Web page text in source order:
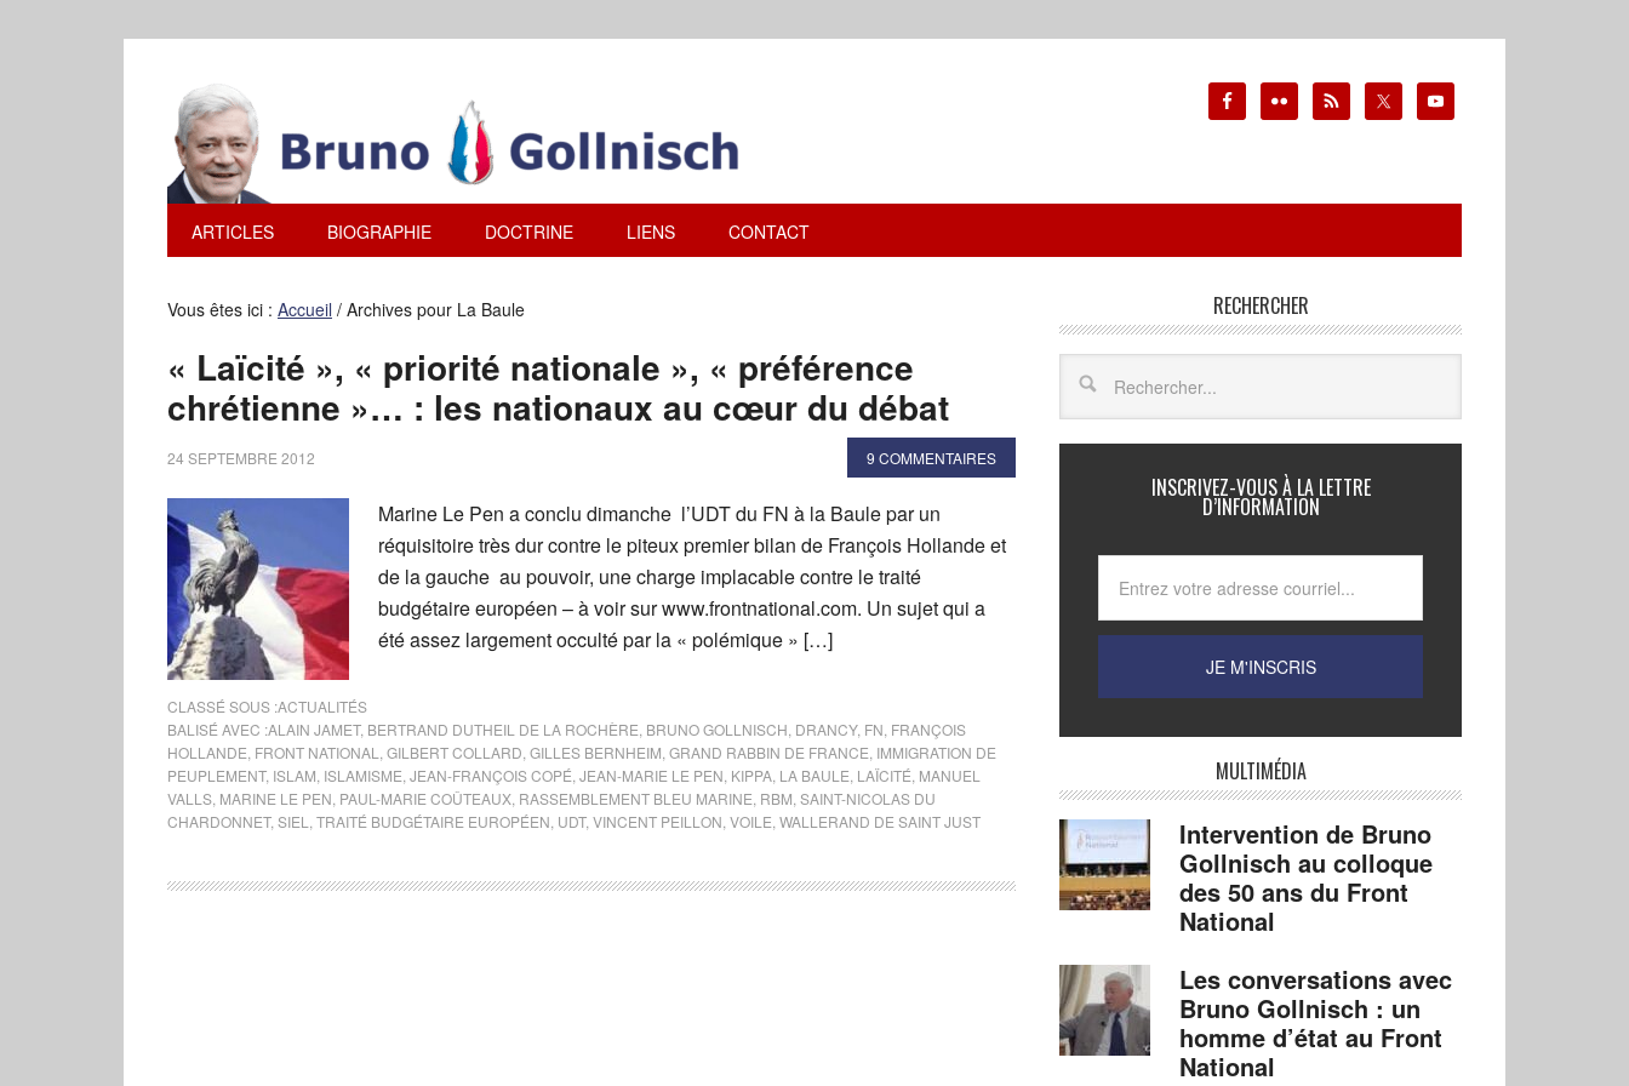
ARTICLES BIOGRAPHIE DOCTRINE LIENS CONTACT
Vous êtes ici : Accueil / Archives pour La Baule
« Laïcité », « priorité nationale », « préférence
chrétienne »… : les nationaux au cœur du débat
24 SEPTEMBRE 2012 9 COMMENTAIRES
Marine Le Pen a conclu dimanche l’UDT du FN à la Baule par un
réquisitoire très dur contre le piteux premier bilan de François Hollande et
de la gauche au pouvoir, une charge implacable contre le traité
budgétaire européen – à voir sur www.frontnational.com. Un sujet qui a
été assez largement occulté par la « polémique » […]
CLASSÉ SOUS :ACTUALITÉS
BALISÉ AVEC :ALAIN JAMET, BERTRAND DUTHEIL DE LA ROCHÈRE BRUNO GOLLNISCH DRANCY, FN FRANÇOIS
HOLLANDE FRONT NATIONAL GILBERT COLLARD GILLES BERNHEIM GRAND RABBIN DE FRANCE IMMIGRATION DE
PEUPLEMENT, ISLAM ISLAMISME JEAN-FRANÇOIS COPÉ JEAN-MARIE LE PEN KIPPA LA BAULE LAÏCITÉ MANUEL
VALLS MARINE LE PEN PAUL-MARIE COÛTEAUX RASSEMBLEMENT BLEU MARINE RBM SAINT-NICOLAS DU
CHARDONNET, SIEL TRAITÉ BUDGÉTAIRE EUROPÉEN UDT, VINCENT PEILLON VOILE WALLERAND DE SAINT JUST
RECHERCHER
INSCRIVEZ-VOUS À LA LETTRE
D’INFORMATION
MULTIMÉDIA
Intervention de Bruno
Gollnisch au colloque
des 50 ans du Front
National
Les conversations avec
Bruno Gollnisch : un
homme d’état au Front
National